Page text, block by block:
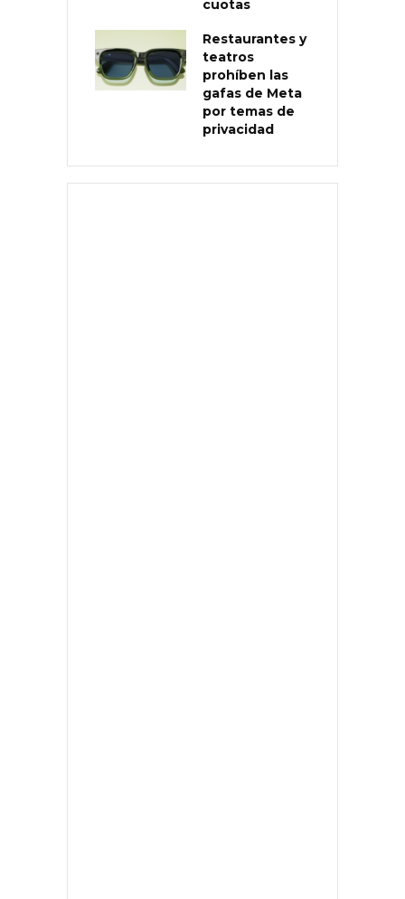
cuotas
Restaurantes y
teatros
prohíben las
gafas de Meta
por temas de
privacidad